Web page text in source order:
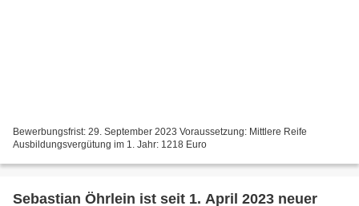
Bewerbungsfrist: 29. September 2023 Voraussetzung: Mittlere Reife
Ausbildungsvergütung im 1. Jahr: 1218 Euro
Sebastian Öhrlein ist seit 1. April 2023 neuer